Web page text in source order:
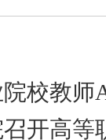
校教师
开高等